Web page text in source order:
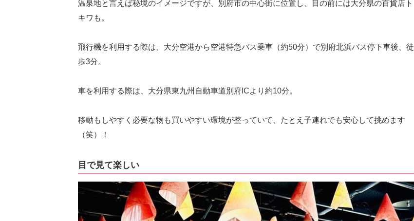
温泉地と言えば秘境のイメージですが、別府市の中心街に位置し、目の前には大分県の百貨店ト
キワも。
飛行機を利用する際は、大分空港から空港特急バス乗車（約50分）で別府北浜バス停下車後、徒
歩3分。
車を利用する際は、大分県東九州自動車道別府ICより約10分。
移動もしやすく必要な物も買いやすい環境が整っていて、たとえ子連れでも安心して挑めます
（笑）！
目で見て楽しい